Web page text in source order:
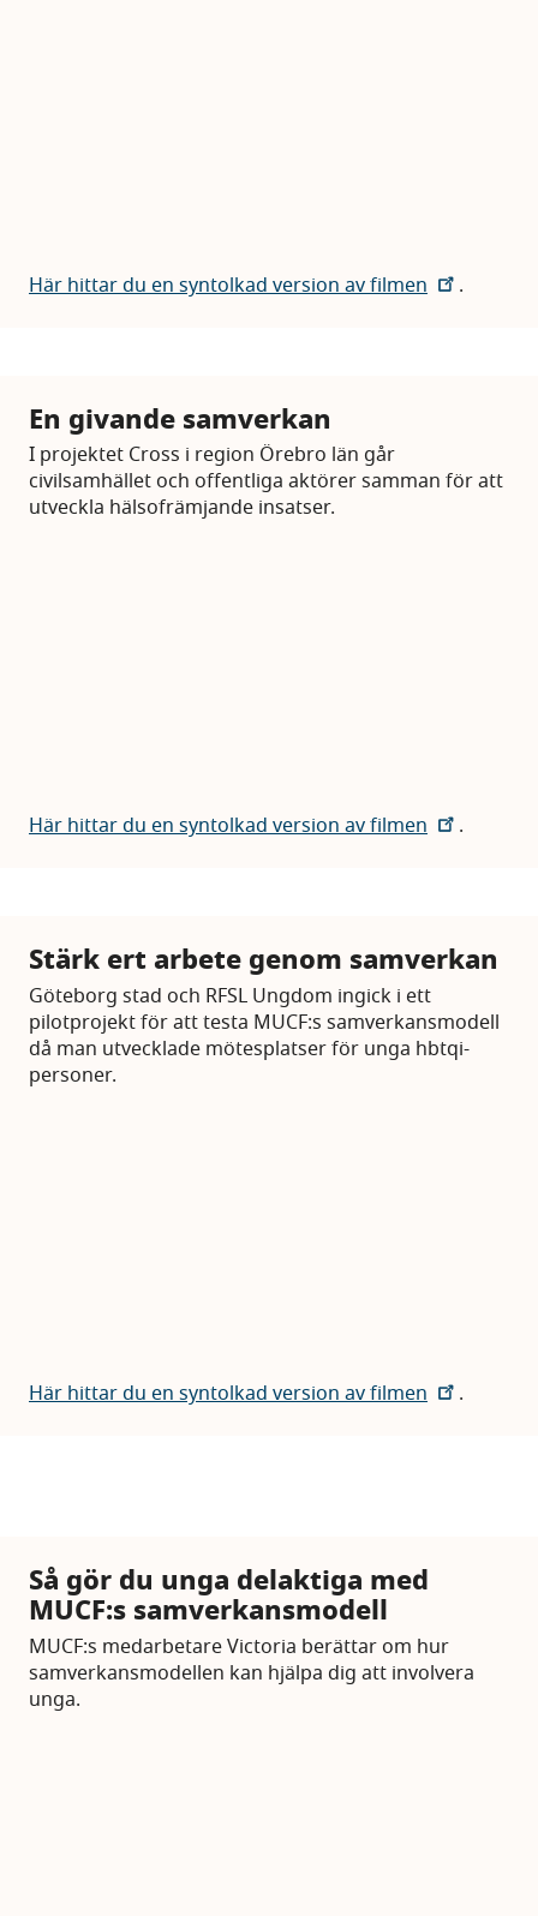
Här hittar du en syntolkad version av filmen .
En givande samverkan
I projektet Cross i region Örebro län går
civilsamhället och offentliga aktörer samman för att
utveckla hälsofrämjande insatser.
Här hittar du en syntolkad version av filmen .
Stärk ert arbete genom samverkan
Göteborg stad och RFSL Ungdom ingick i ett
pilotprojekt för att testa MUCF:s samverkansmodell
då man utvecklade mötesplatser för unga hbtqi-
personer.
Här hittar du en syntolkad version av filmen .
Så gör du unga delaktiga med
MUCF:s samverkansmodell
MUCF:s medarbetare Victoria berättar om hur
samverkansmodellen kan hjälpa dig att involvera
unga.